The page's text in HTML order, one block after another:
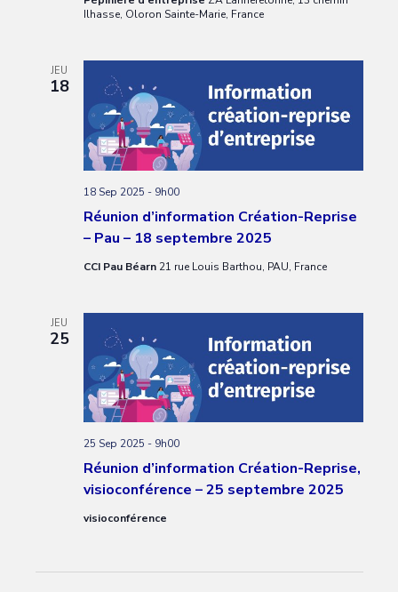
Ilhasse, Oloron Sainte-Marie, France
JEU
18
Réunion d’information Création-Reprise
– Pau – 18 septembre 2025
18 Sep 2025 - 9h00
CCI Pau Béarn 21 rue Louis Barthou, PAU, France
JEU
25
Réunion d’information Création-Reprise,
visioconférence – 25 septembre 2025
25 Sep 2025 - 9h00
visioconférence